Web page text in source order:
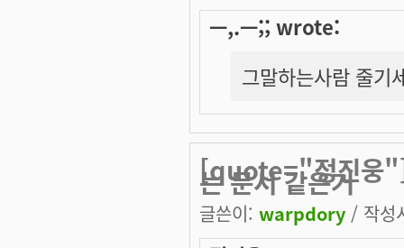
ㅡ,.ㅡ;; wrote:
그말하는사람 줄기
[quote="정진웅"]
는 문서 같은거
글쓴이: warpdory / 작성